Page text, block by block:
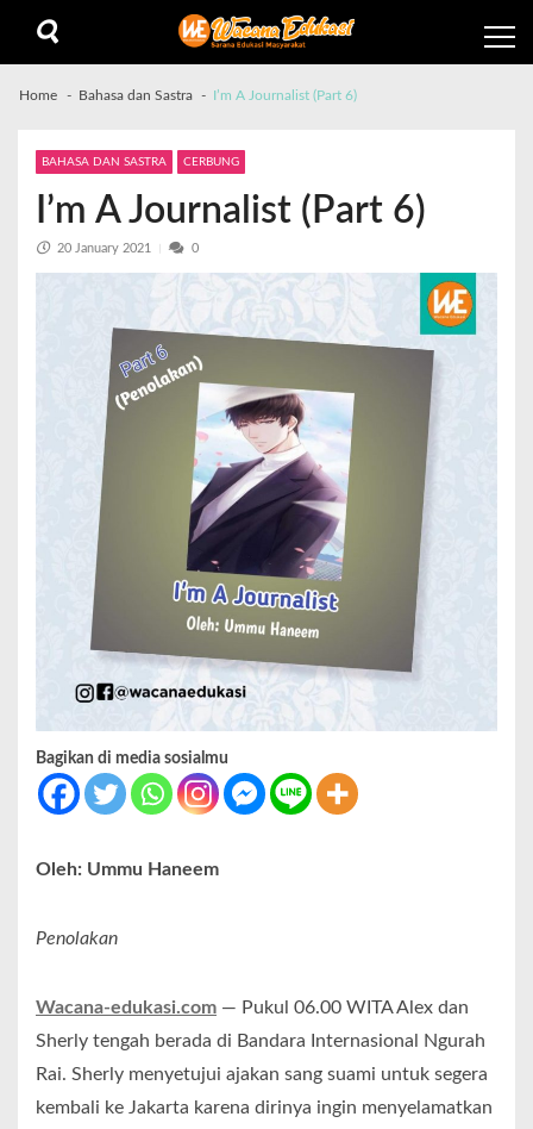
Home Bahasa dan Sastra I’m A Journalist (Part 6)
BAHASA DAN SASTRA CERBUNG
I’m A Journalist (Part 6)
20 January 2021 0
Bagikan di media sosialmu
Oleh: Ummu Haneem
Penolakan
Wacana-edukasi.com — Pukul 06.00 WITA Alex dan
Sherly tengah berada di Bandara Internasional Ngurah
Rai. Sherly menyetujui ajakan sang suami untuk segera
kembali ke Jakarta karena dirinya ingin menyelamatkan